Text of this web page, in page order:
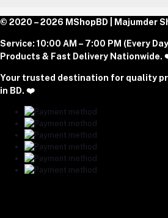
Phone
+8801977197994
majumdershop77@gmail.com
Track Order
Become A Seller
Download Seller App
© 2020 – 2026 MShopBD | Majumder
Service: 10:00 AM – 7:00 PM (Every
Products & Fast Delivery Nationwide.
Your trusted destination for quality
in BD. ❤️